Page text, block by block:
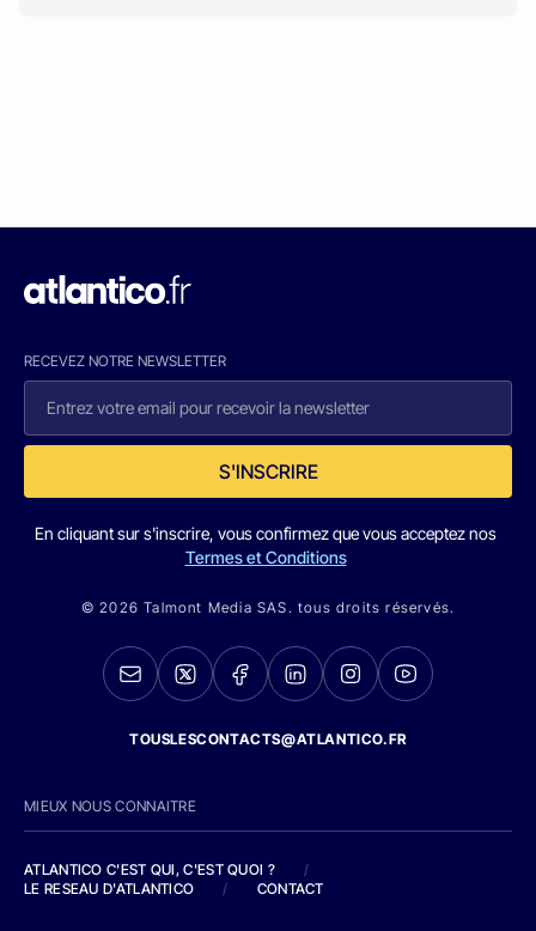
RECEVEZ NOTRE NEWSLETTER
S'INSCRIRE
En cliquant sur s'inscrire, vous confirmez que vous acceptez nos
Termes et Conditions
© 2026 Talmont Media SAS. tous droits réservés.
TOUSLESCONTACTS@ATLANTICO.FR
MIEUX NOUS CONNAITRE
ATLANTICO C'EST QUI, C'EST QUOI ?
/
LE RESEAU D'ATLANTICO
/ CONTACT